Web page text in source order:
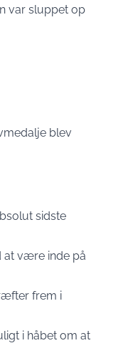
var sluppet op
blev
sidste
at være inde på
frem i
i håbet om at